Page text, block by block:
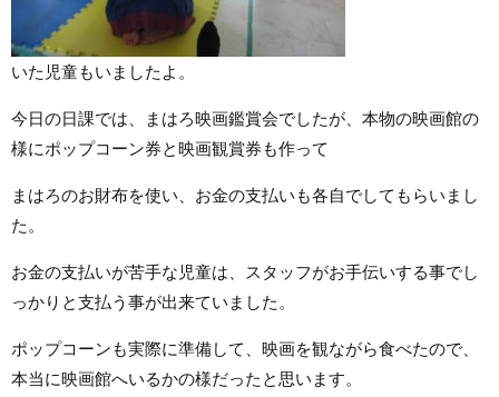
いた児童もいましたよ。
今日の日課では、まはろ映画鑑賞会でしたが、本物の映画館の
様にポップコーン券と映画観賞券も作って
まはろのお財布を使い、お金の支払いも各自でしてもらいまし
た。
お金の支払いが苦手な児童は、スタッフがお手伝いする事でし
っかりと支払う事が出来ていました。
ポップコーンも実際に準備して、映画を観ながら食べたので、
本当に映画館へいるかの様だったと思います。